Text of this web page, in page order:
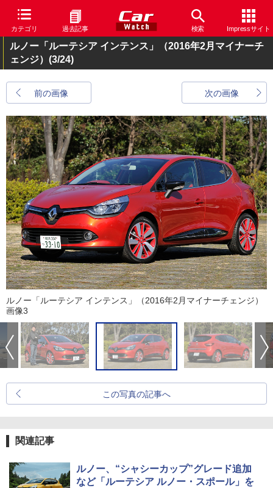
カテゴリ 過去記事 検索 Impressサイト
ルノー「ルーテシア インテンス」（2016年2月マイナーチ
ェンジ） (3/24)
前の画像 次の画像
ルノー「ルーテシア インテンス」（2016年2月マイナーチェンジ）
画像3
この写真の記事へ
関連記事
ルノー、“シャシーカップ”グレード追加
など「ルーテシア ルノー・スポール」を